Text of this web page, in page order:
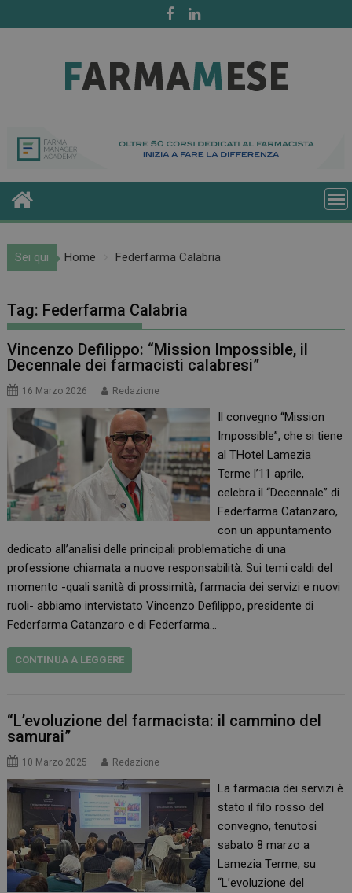
to
Sei qui Home Federfarma Calabria
Tag: Federfarma Calabria
Vincenzo Defilippo: “Mission Impossible, il
Decennale dei farmacisti calabresi”
16 Marzo 2026 Redazione
Il convegno “Mission
Impossible”, che si tiene
al THotel Lamezia
Terme l’11 aprile,
celebra il “Decennale” di
Federfarma Catanzaro,
con un appuntamento
dedicato all’analisi delle principali problematiche di una
professione chiamata a nuove responsabilità. Sui temi caldi del
momento -quali sanità di prossimità, farmacia dei servizi e nuovi
ruoli- abbiamo intervistato Vincenzo Defilippo, presidente di
Federfarma Catanzaro e di Federfarma…
CONTINUA A LEGGERE
“L’evoluzione del farmacista: il cammino del
samurai”
10 Marzo 2025 Redazione
La farmacia dei servizi è
stato il filo rosso del
convegno, tenutosi
sabato 8 marzo a
Lamezia Terme, su
“L’evoluzione del